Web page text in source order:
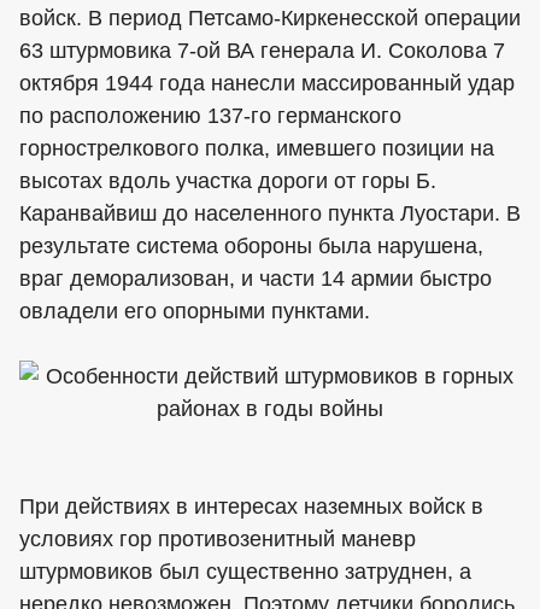
войск. В период Петсамо-Киркенесской операции
63 штурмовика 7-ой ВА генерала И. Соколова 7
октября 1944 года нанесли массированный удар
по расположению 137-го германского
горнострелкового полка, имевшего позиции на
высотах вдоль участка дороги от горы Б.
Каранвайвиш до населенного пункта Луостари. В
результате система обороны была нарушена,
враг деморализован, и части 14 армии быстро
овладели его опорными пунктами.
При действиях в интересах наземных войск в
условиях гор противозенитный маневр
штурмовиков был существенно затруднен, а
нередко невозможен. Поэтому летчики боролись